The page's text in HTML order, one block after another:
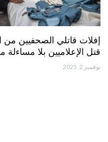
إفلات قاتلي الصحفيين
قتل الإعلاميين بلا مساءلة منذ 24
نوفمبر 2, 2025